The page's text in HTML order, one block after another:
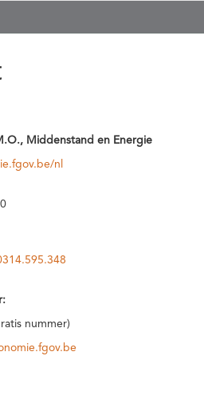
Middenstand en Energie
nl
nummer)